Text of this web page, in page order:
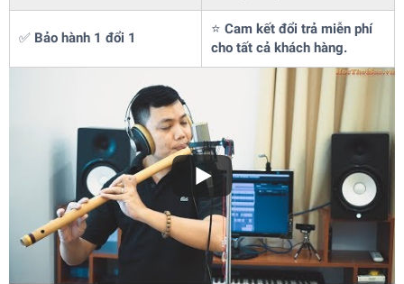
✅ Bảo hành 1 đổi 1
⭐ Cam kết đổi trả miễn phí
cho tất cả khách hàng.